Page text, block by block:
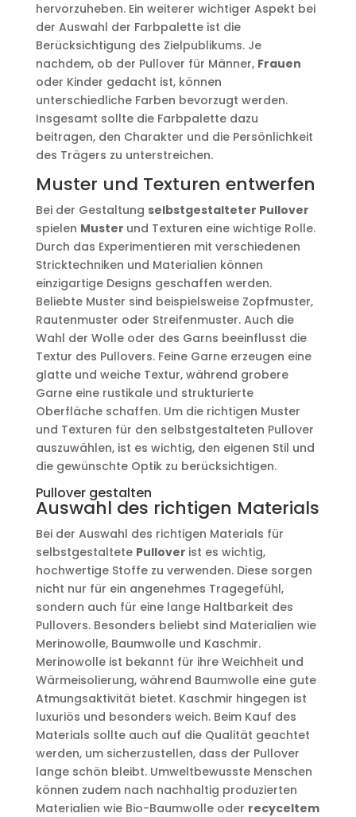
hervorzuheben. Ein weiterer wichtiger Aspekt bei
der Auswahl der Farbpalette ist die
Berücksichtigung des Zielpublikums. Je
nachdem, ob der Pullover für Männer, Frauen
oder Kinder gedacht ist, können
unterschiedliche Farben bevorzugt werden.
Insgesamt sollte die Farbpalette dazu
beitragen, den Charakter und die Persönlichkeit
des Trägers zu unterstreichen.
Muster und Texturen entwerfen
Bei der Gestaltung selbstgestalteter Pullover
spielen Muster und Texturen eine wichtige Rolle.
Durch das Experimentieren mit verschiedenen
Stricktechniken und Materialien können
einzigartige Designs geschaffen werden.
Beliebte Muster sind beispielsweise Zopfmuster,
Rautenmuster oder Streifenmuster. Auch die
Wahl der Wolle oder des Garns beeinflusst die
Textur des Pullovers. Feine Garne erzeugen eine
glatte und weiche Textur, während grobere
Garne eine rustikale und strukturierte
Oberfläche schaffen. Um die richtigen Muster
und Texturen für den selbstgestalteten Pullover
auszuwählen, ist es wichtig, den eigenen Stil und
die gewünschte Optik zu berücksichtigen.
Pullover gestalten
Auswahl des richtigen Materials
Bei der Auswahl des richtigen Materials für
selbstgestaltete Pullover ist es wichtig,
hochwertige Stoffe zu verwenden. Diese sorgen
nicht nur für ein angenehmes Tragegefühl,
sondern auch für eine lange Haltbarkeit des
Pullovers. Besonders beliebt sind Materialien wie
Merinowolle, Baumwolle und Kaschmir.
Merinowolle ist bekannt für ihre Weichheit und
Wärmeisolierung, während Baumwolle eine gute
Atmungsaktivität bietet. Kaschmir hingegen ist
luxuriös und besonders weich. Beim Kauf des
Materials sollte auch auf die Qualität geachtet
werden, um sicherzustellen, dass der Pullover
lange schön bleibt. Umweltbewusste Menschen
können zudem nach nachhaltig produzierten
Materialien wie Bio-Baumwolle oder recyceltem